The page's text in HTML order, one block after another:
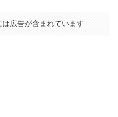
広告が含まれています